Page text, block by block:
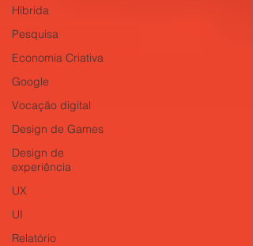
Híbrida
Pesquisa
Economia Criativa
Google
Vocação digital
Design de Games
Design de
experiência
UX
UI
Relatório